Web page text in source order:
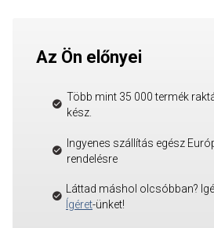
Az Ön előnyei
Több mint 35 000 termék
kész.
Ingyenes szállítás egész
rendelésre
Láttad máshol olcsóbban?
Ígéret-ünket!